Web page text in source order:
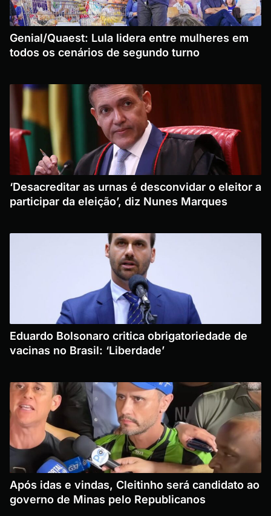
Genial/Quaest: Lula lidera entre mulheres em
todos os cenários de segundo turno
‘Desacreditar as urnas é desconvidar o eleitor a
participar da eleição’, diz Nunes Marques
Eduardo Bolsonaro critica obrigatoriedade de
vacinas no Brasil: ‘Liberdade’
Após idas e vindas, Cleitinho será candidato ao
governo de Minas pelo Republicanos